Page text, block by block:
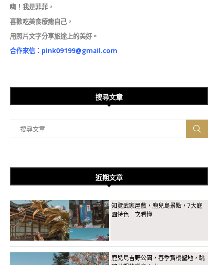
嗨！我是菲菲，
喜歡吃美食療癒自己，
用照片文字分享旅途上的美好。
合作來信： pink09199@gmail.com
搜尋文章
近期文章
知覽武家屋敷，鹿兒島景點，7大庭
園特色一次看懂
鹿兒島吉野公園，春季賞櫻聖地，眺